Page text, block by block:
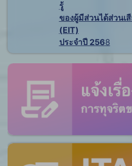
รู้
ของผู้มีส่วนได้ส่วนเ
(EIT)
ประจำปี 2568